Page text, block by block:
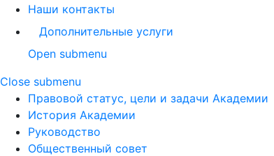
Наши контакты
Дополнительные услуги
Open submenu
Close submenu
Правовой статус, цели и задачи Академии
История Академии
Руководство
Общественный совет